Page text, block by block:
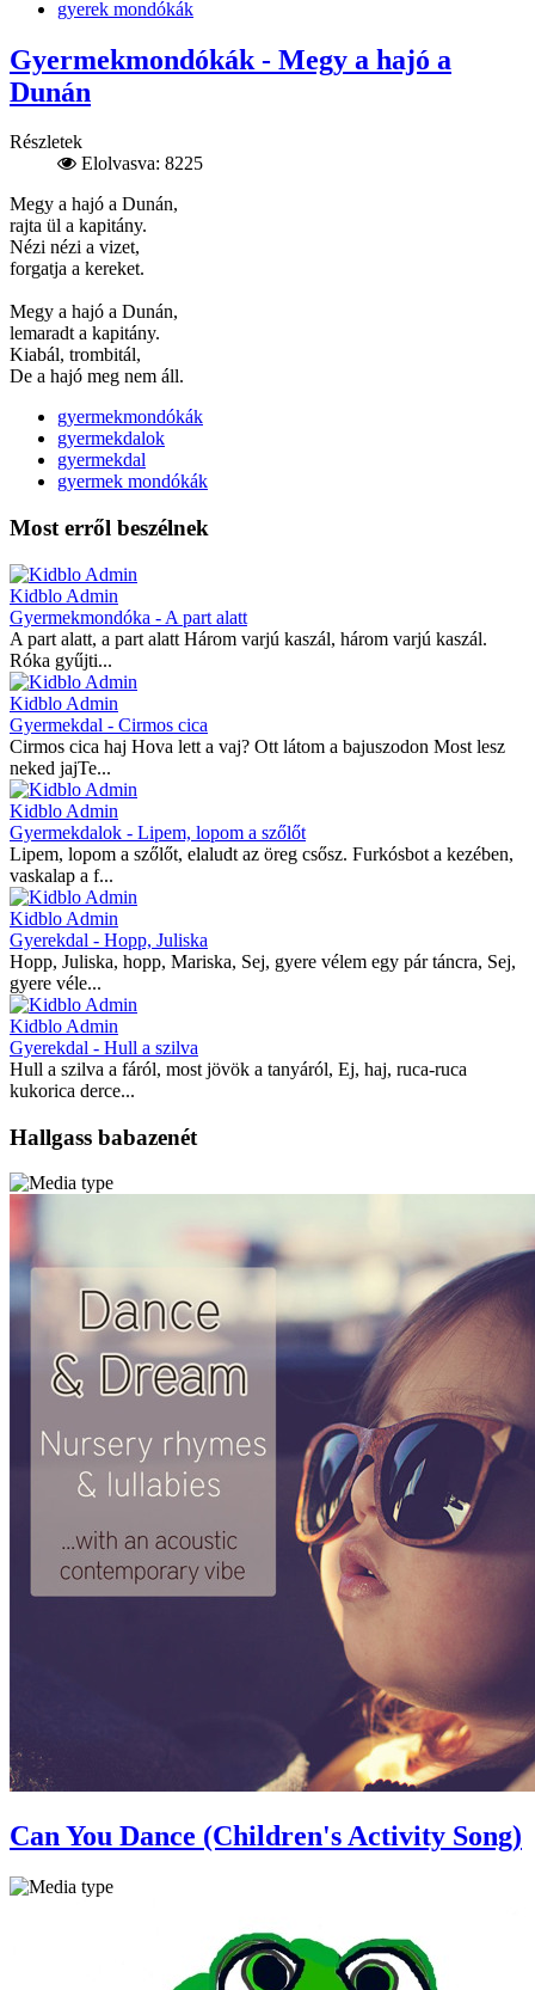
gyerek mondókák
Gyermekmondókák - Megy a hajó a
Dunán
Részletek
Elolvasva: 8225
Megy a hajó a Dunán,
rajta ül a kapitány.
Nézi nézi a vizet,
forgatja a kereket.
Megy a hajó a Dunán,
lemaradt a kapitány.
Kiabál, trombitál,
De a hajó meg nem áll.
gyermekmondókák
gyermekdalok
gyermekdal
gyermek mondókák
Most erről beszélnek
Kidblo Admin
Gyermekmondóka - A part alatt
A part alatt, a part alatt Három varjú kaszál, három varjú kaszál.
Róka gyűjti...
Kidblo Admin
Gyermekdal - Cirmos cica
Cirmos cica haj Hova lett a vaj? Ott látom a bajuszodon Most lesz
neked jajTe...
Kidblo Admin
Gyermekdalok - Lipem, lopom a szőlőt
Lipem, lopom a szőlőt, elaludt az öreg csősz. Furkósbot a kezében,
vaskalap a f...
Kidblo Admin
Gyerekdal - Hopp, Juliska
Hopp, Juliska, hopp, Mariska, Sej, gyere vélem egy pár táncra, Sej,
gyere véle...
Kidblo Admin
Gyerekdal - Hull a szilva
Hull a szilva a fáról, most jövök a tanyáról, Ej, haj, ruca-ruca
kukorica derce...
Hallgass babazenét
Can You Dance (Children's Activity Song)